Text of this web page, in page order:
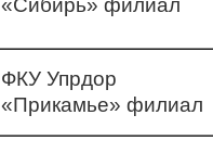
«Сибирь» филиал
ФКУ Упрдор
«Прикамье» филиал